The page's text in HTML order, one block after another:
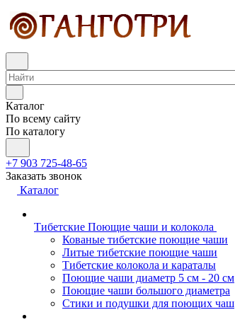
Каталог
По всему сайту
По каталогу
+7 903 725-48-65
Заказать звонок
Каталог
Тибетские Поющие чаши и колокола
Кованые тибетские поющие чаши
Литые тибетские поющие чаши
Тибетские колокола и караталы
Поющие чаши диаметр 5 см - 20 см
Поющие чаши большого диаметра
Стики и подушки для поющих чаш